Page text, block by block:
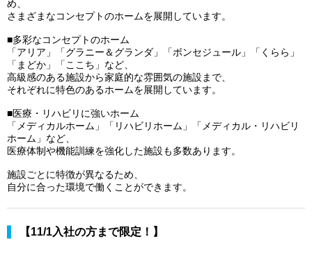
め、
さまざまなコンセプトのホームを展開しています。
■多彩なコンセプトのホーム
「アリア」「グラニー＆グランダ」「ボンセジュール」「くらら」
「まどか」「ここち」など、
高級感のある施設から家庭的な雰囲気の施設まで、
それぞれに特色のあるホームを展開しています。
■医療・リハビリに強いホーム
「メディカルホーム」「リハビリホーム」「メディカル・リハビリ
ホーム」など、
医療体制や機能訓練を強化した施設も多数あります。
施設ごとに特徴が異なるため、
自分に合った環境で働くことができます。
【11/1入社の方まで限定！】